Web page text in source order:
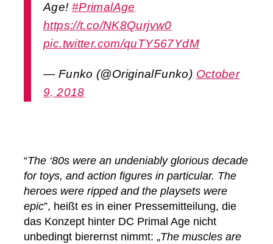
Age! #PrimalAge
https://t.co/NK8Qurjvw0
pic.twitter.com/quTY567YdM
— Funko (@OriginalFunko) October
9, 2018
“The ‘80s were an undeniably glorious decade
for toys, and action figures in particular. The
heroes were ripped and the playsets were
epic”, heißt es in einer Pressemitteilung, die
das Konzept hinter DC Primal Age nicht
unbedingt bierernst nimmt: „The muscles are